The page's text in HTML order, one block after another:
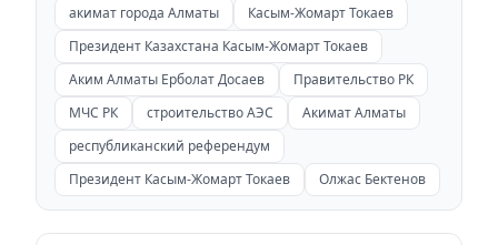
акимат города Алматы
Касым-Жомарт Токаев
Президент Казахстана Касым-Жомарт Токаев
Аким Алматы Ерболат Досаев
Правительство РК
МЧС РК
строительство АЭС
Акимат Алматы
республиканский референдум
Президент Касым-Жомарт Токаев
Олжас Бектенов